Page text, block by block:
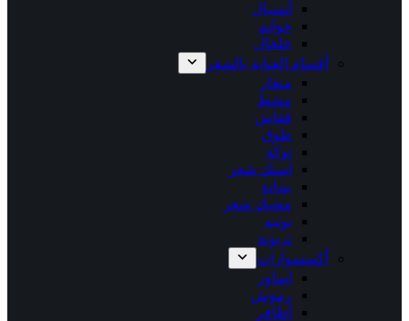
أنسيال
خواتم
خلخال
أقسام العناية بالشعر
منقار
مشط
قفاش
طوق
توكة
استك شعر
بندانة
مشبك شعر
بونيه
تربونة
أكسسوارات
اساور
رموش
أظافر